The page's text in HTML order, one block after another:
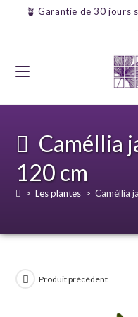
🪴 Garantie de 30 jours
Caméllia
120 cm
> Les plantes > Caméllia
Produit précédent